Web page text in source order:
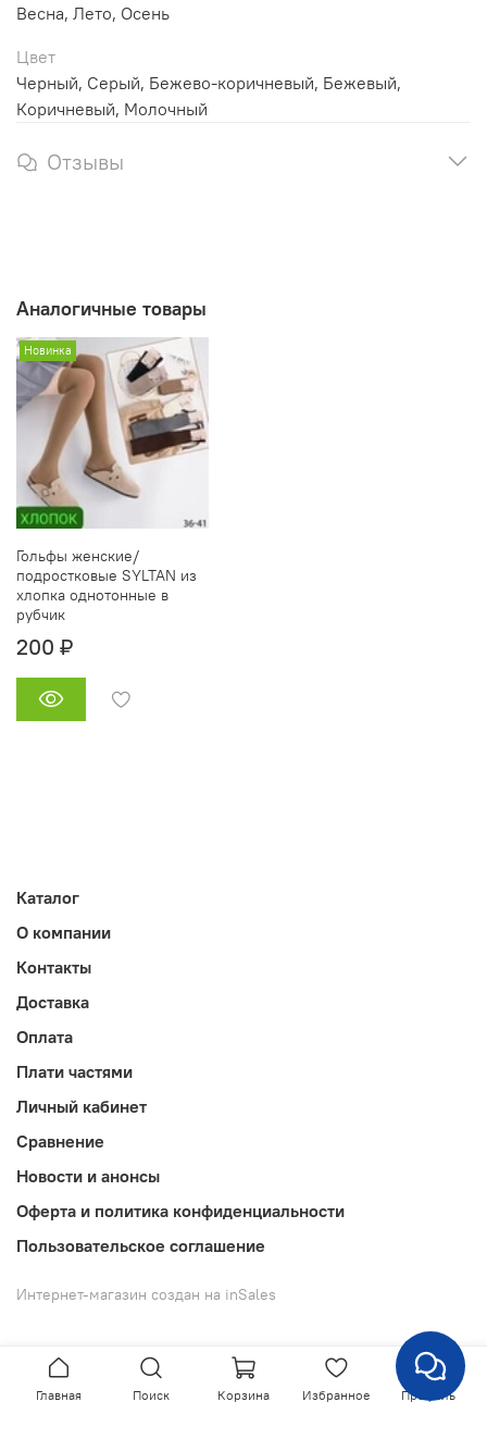
Весна, Лето, Осень
Цвет
Черный, Серый, Бежево-коричневый, Бежевый,
Коричневый, Молочный
Отзывы
Аналогичные товары
Новинка
Гольфы женские/
подростковые SYLTAN из
хлопка однотонные в
рубчик
200 ₽
Каталог
О компании
Контакты
Доставка
Оплата
Плати частями
Личный кабинет
Сравнение
Новости и анонсы
Оферта и политика конфиденциальности
Пользовательское соглашение
Интернет-магазин создан на inSales
Главная Поиск Корзина Избранное Профиль